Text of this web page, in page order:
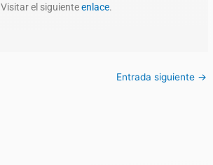
Visitar el siguienteenlace.
Entrada siguiente →